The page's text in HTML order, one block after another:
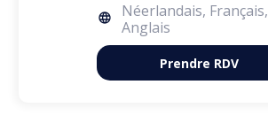
Néerlandais, Français,
Anglais
Prendre RDV